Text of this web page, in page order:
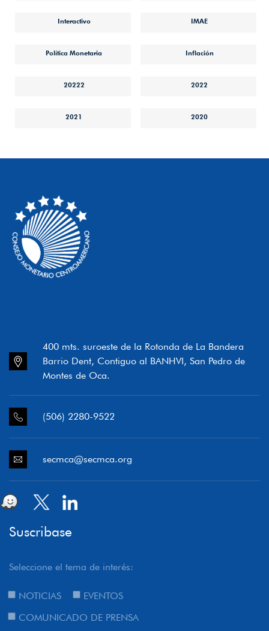
Interactivo IMAE
Política Monetaria Inflación
20222 2022
2021 2020
400 mts. suroeste de la Rotonda de La Bandera
Barrio Dent, Contiguo al BANHVI, San Pedro de
Montes de Oca.
(506) 2280-9522
secmca@secmca.org
Suscribase
Seleccione el tema de interés:
NOTICIAS
EVENTOS
COMUNICADO DE PRENSA